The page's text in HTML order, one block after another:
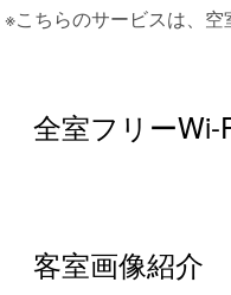
※こちらのサービスは、空
全室フリーWi-
客室画像紹介